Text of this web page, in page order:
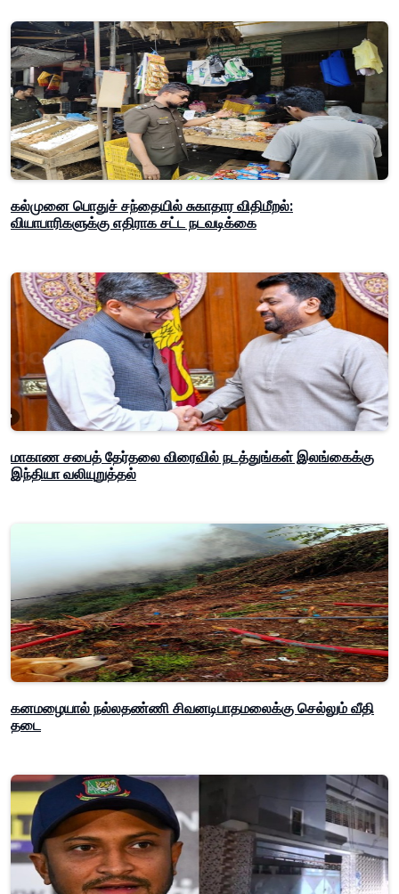
கல்முனை பொதுச் சந்தையில் சுகாதார விதிமீறல்:
வியாபாரிகளுக்கு எதிராக சட்ட நடவடிக்கை
மாகாண சபைத் தேர்தலை விரைவில் நடத்துங்கள் இலங்கைக்கு
இந்தியா வலியுறுத்தல்
கனமழையால் நல்லதண்ணி சிவனடிபாதமலைக்கு செல்லும் வீதி
தடை